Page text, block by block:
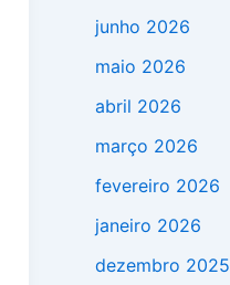
junho 2026
maio 2026
abril 2026
março 2026
fevereiro 2026
janeiro 2026
dezembro 2025